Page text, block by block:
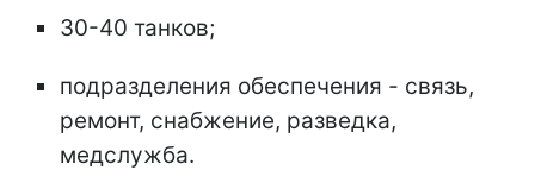
30-40 танков;
подразделения обеспечения - связь,
ремонт, снабжение, разведка,
медслужба.